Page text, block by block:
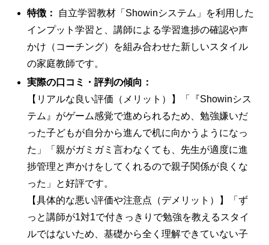
特徴：
自立学習教材「Showinシステム」を利用した
インプット学習と、講師による学習進捗の確認や声
かけ（コーチング）を組み合わせた新しいスタイル
の家庭教師です。
実際の口コミ・評判の傾向：
【リアルな良い評価（メリット）】「『Showinシス
テム』がゲーム感覚で進められるため、勉強嫌いだ
った子どもが自分から進んで机に向かうようになっ
た」「親がガミガミ言わなくても、先生が適度に進
捗管理と声かけをしてくれるので親子関係が良くな
った」と好評です。
【具体的な悪い評価や注意点（デメリット）】「ず
っと講師が1対1で付きっきりで勉強を教えるスタイ
ルではないため、基礎から全く理解できていない子